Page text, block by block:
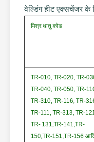
वेल्डिंग हीट एक्सचेंजर के
मिश्र धातु कोड
TR-010, TR-020, TR-
TR-040, TR-050, TR-
TR-310, TR-116, TR-
TR-111, TR-313, TR-
TR- 131,TR-141,TR-
150,TR-151,TR-156